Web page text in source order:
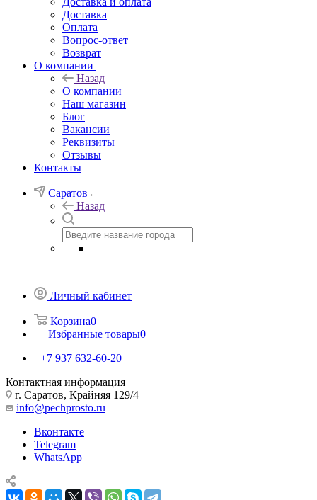
Доставка
Оплата
Вопрос-ответ
Возврат
О компании
Назад
О компании
Наш магазин
Блог
Вакансии
Реквизиты
Отзывы
Контакты
Саратов
Назад
Личный кабинет
Корзина0
Избранные товары0
+7 937 632-60-20
Контактная информация
г. Саратов, Крайняя 129/4
info@pechprosto.ru
Вконтакте
Telegram
WhatsApp